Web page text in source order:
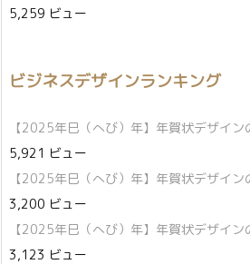
5,259 ビュー
ビジネスデザインランキング
【2025年巳（へび）年】年賀状デザイン
5,921 ビュー
【2025年巳（へび）年】年賀状デザイン
3,200 ビュー
【2025年巳（へび）年】年賀状デザイン
3,123 ビュー